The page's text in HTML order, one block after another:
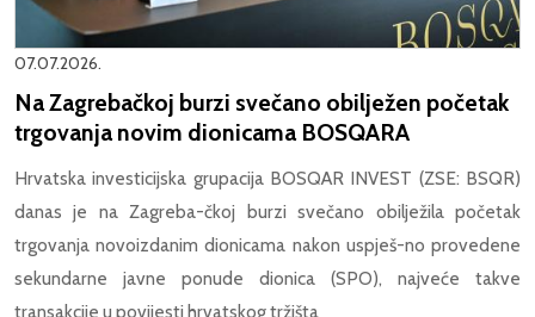
07.07.2026.
Na Zagrebačkoj burzi svečano obilježen početak
trgovanja novim dionicama BOSQARA
Hrvatska investicijska grupacija BOSQAR INVEST (ZSE: BSQR)
danas je na Zagreba-čkoj burzi svečano obilježila početak
trgovanja novoizdanim dionicama nakon uspješ-no provedene
sekundarne javne ponude dionica (SPO), najveće takve
transakcije u povijesti hrvatskog tržišta